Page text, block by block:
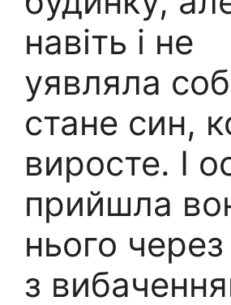
навіть і не
уявляла
стане син,
виросте. І
прийшла
нього
з